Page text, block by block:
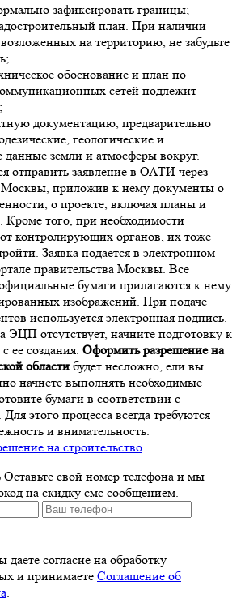
зафиксировать границы;
план. При наличии
на территорию, не забудьте
обоснование и план по
сетей подлежит
документацию, предварительно
геологические и
данные земли и атмосферы вокруг.
отправить заявление в ОАТИ через
приложив к нему документы о
о проекте, включая планы и
Кроме того, при необходимости
контролирующих органов, их тоже
Заявка подается в электронном
правительства Москвы. Все
бумаги прилагаются к нему
изображений. При подаче
используется электронная подпись.
ЭЦП отсутствует, начните подготовку к
ее создания. Оформить разрешение на
области будет несложно, ели вы
начнете выполнять необходимые
бумаги в соответствии с
этого процесса всегда требуются
и внимательность.
на строительство
Оставьте свой номер телефона и мы
на скидку смс сообщением.
согласие на обработку
и принимаете Соглашение об